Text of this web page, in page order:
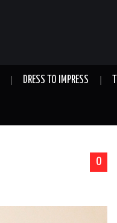
DRESS TO IMPRESS
0